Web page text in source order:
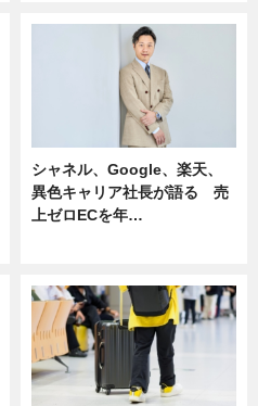
シャネル、Google、楽天、
異色キャリア社長が語る 売
上ゼロECを年…